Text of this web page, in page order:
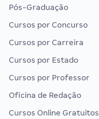
Pós-Graduação
Cursos por Concurso
Cursos por Carreira
Cursos por Estado
Cursos por Professor
Oficina de Redação
Cursos Online Gratuitos